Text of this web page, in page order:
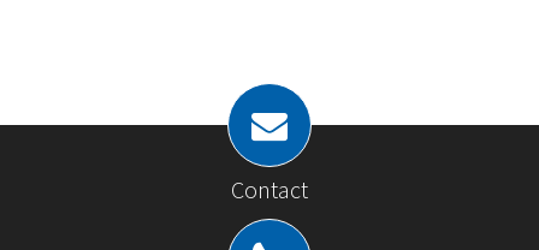
Contact